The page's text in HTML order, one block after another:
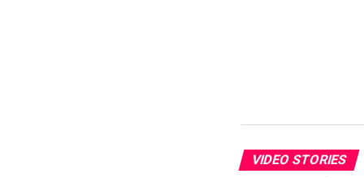
VIDEO STORIES